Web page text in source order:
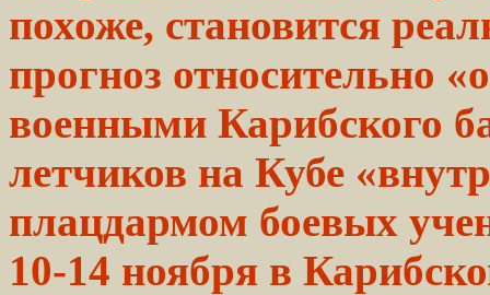
похоже, становится
прогноз относительно
военными Карибского
летчиков на Кубе
плацдармом боевых
10-14 ноября в